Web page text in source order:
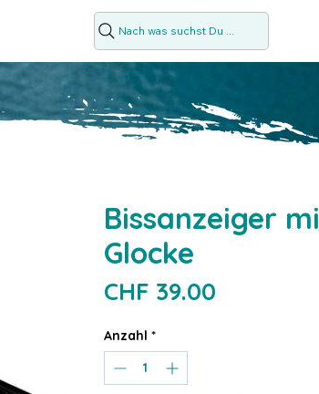
Nach was suchst Du ...
Bissanzeiger
Glocke
CHF 39.00Preis
Anzahl *